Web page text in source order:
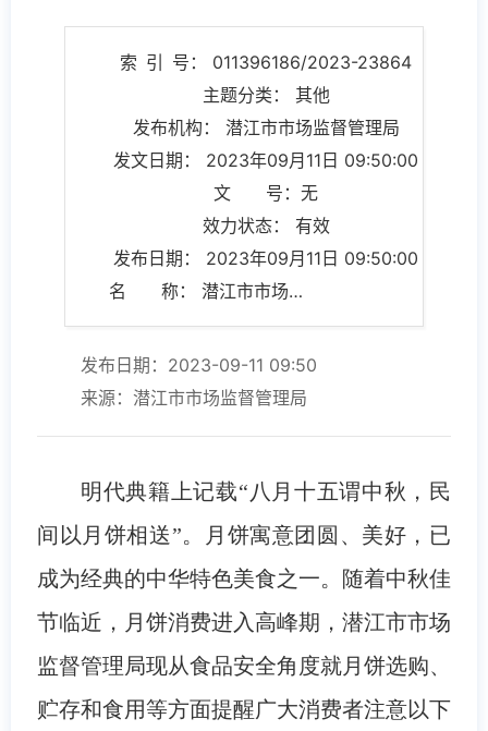
索 引 号： 011396186/2023-23864
主题分类： 其他
发布机构： 潜江市市场监督管理局
发文日期： 2023年09月11日 09:50:00
文 号：无
效力状态： 有效
发布日期： 2023年09月11日 09:50:00
名 称： 潜江市市场监督管理局中秋节月饼消费提示
发布日期：2023-09-11 09:50
来源：潜江市市场监督管理局
明代典籍上记载“八月十五谓中秋，民
间以月饼相送”。月饼寓意团圆、美好，已
成为经典的中华特色美食之一。随着中秋佳
节临近，月饼消费进入高峰期，潜江市市场
监督管理局现从食品安全角度就月饼选购、
贮存和食用等方面提醒广大消费者注意以下